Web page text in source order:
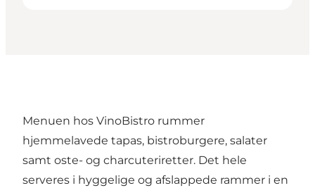
Menuen hos VinoBistro rummer
hjemmelavede tapas, bistroburgere, salater
samt oste- og charcuteriretter. Det hele
serveres i hyggelige og afslappede rammer i en